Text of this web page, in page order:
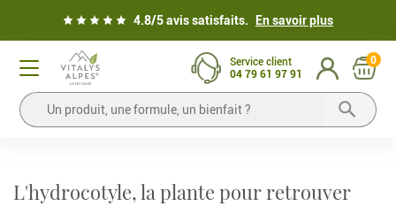
4.8/5 avis satisfaits. En savoir plus
Service client
04 79 61 97 91
0
L'hydrocotyle, la plante pour retrouver